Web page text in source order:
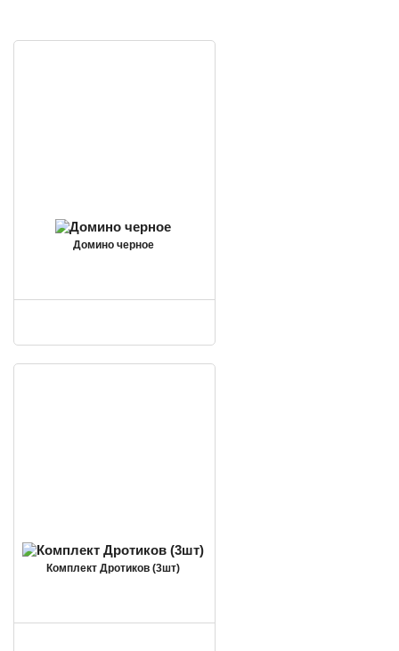
Домино черное
Комплект Дротиков (3шт)